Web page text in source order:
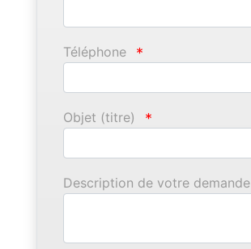
Téléphone *
Objet (titre) *
Description de votre demande